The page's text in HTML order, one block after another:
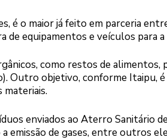
é o maior já feito em parceria
de equipamentos e veículos para
como restos de alimentos,
Outro objetivo, conforme Itaipu,
materiais.
enviados ao Aterro Sanitário
emissão de gases, entre outros